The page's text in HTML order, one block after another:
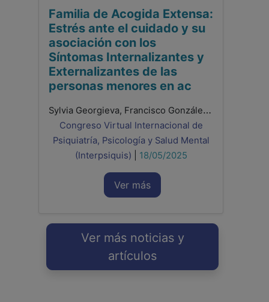
Familia de Acogida Extensa:
Estrés ante el cuidado y su
asociación con los
Síntomas Internalizantes y
Externalizantes de las
personas menores en ac
Sylvia Georgieva, Francisco González Sala, Laura Lacomba-Trejo
Congreso Virtual Internacional de
Psiquiatría, Psicología y Salud Mental
(Interpsiquis)
18/05/2025
Ver más
Ver más noticias y
artículos